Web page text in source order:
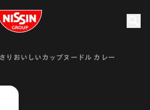
Group
りおいしいカップヌードル カレー